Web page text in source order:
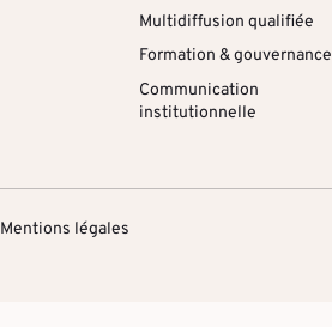
Multidiffusion qualifiée
Formation & gouvernance
Communication
institutionnelle
Mentions légales